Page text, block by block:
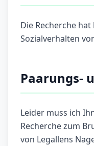
Die Recherche
Sozialverhalten
Paarungs-
Leider muss ich
Recherche zum
von Legallens